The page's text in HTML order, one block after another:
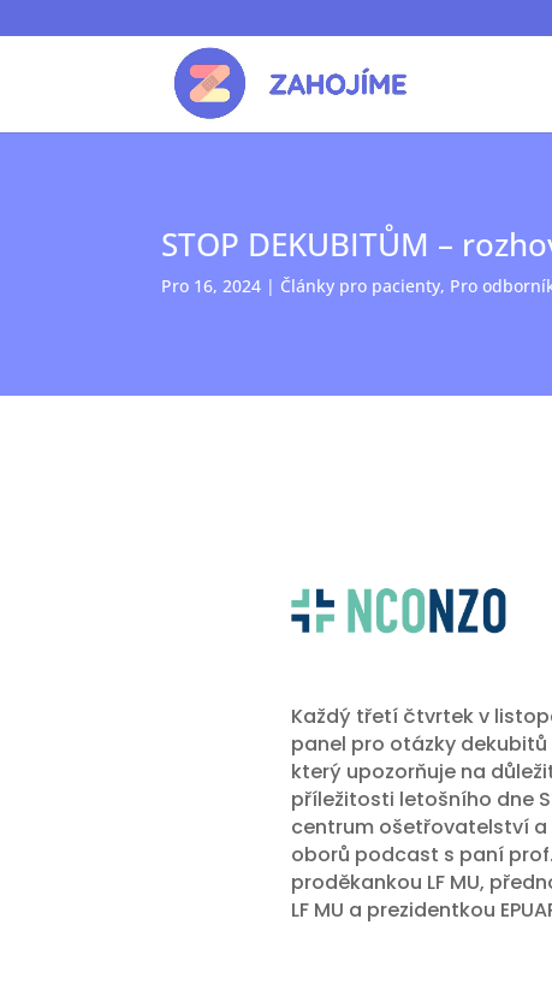
STOP DEKUBITŮM –
Pro 16, 2024 | Články pro pacienty, Pro
Každý třetí čtvrtek v
panel pro otázky dekubitů
který upozorňuje na
příležitosti letošního dne
centrum ošetřovatelství
oborů podcast s paní prof.
proděkankou LF MU,
LF MU a prezidentkou